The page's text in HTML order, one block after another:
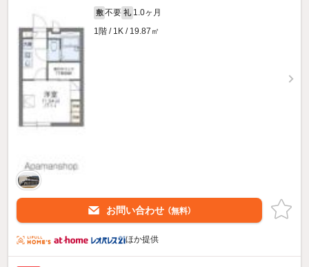
敷 不要 礼 1.0ヶ月
1階 / 1K / 19.87㎡
お問い合わせ （無料）
ほか提供